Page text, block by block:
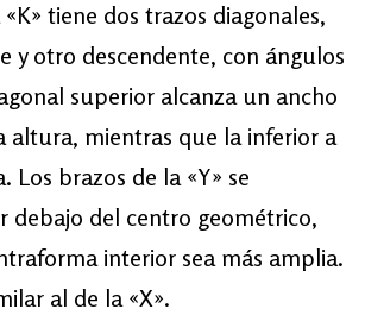
tiene dos trazos diagonales,
y otro descendente, con ángulos
superior alcanza un ancho
altura, mientras que la inferior a
Los brazos de la «Y» se
debajo del centro geométrico,
interior sea más amplia.
al de la «X».